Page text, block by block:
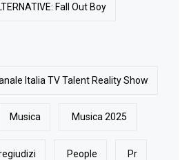
Fall Out Boy
Italia TV Talent Reality Show
Musica Musica 2025
People Pr